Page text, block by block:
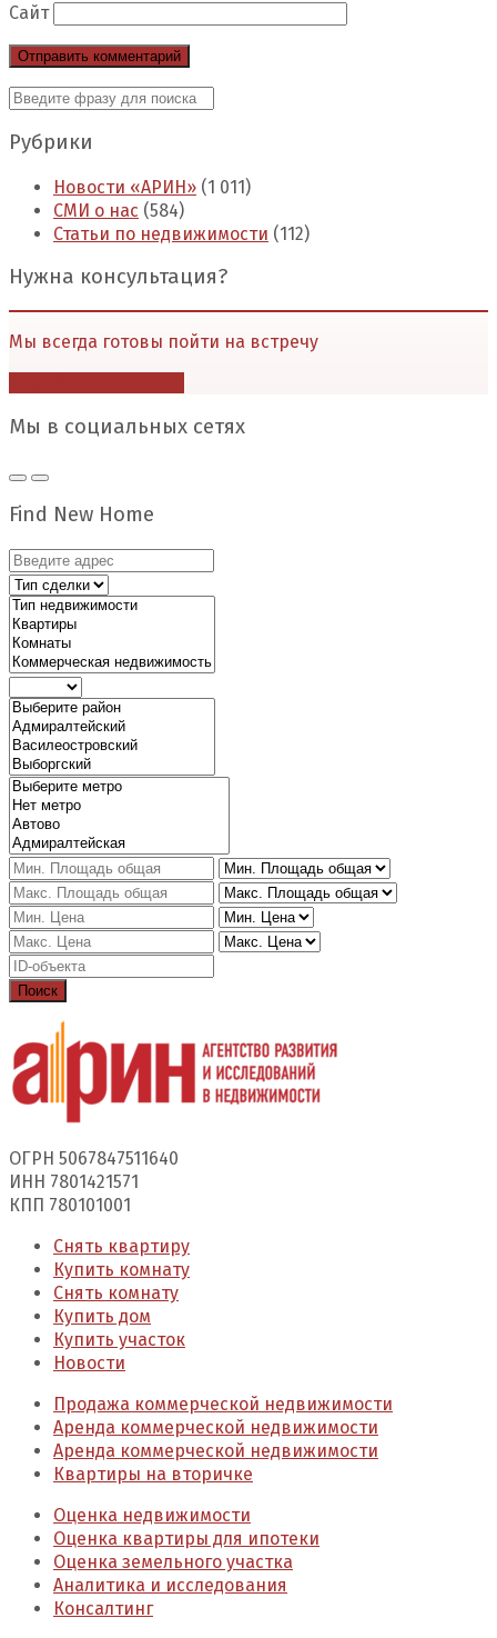
Сайт
Рубрики
Новости «АРИН» (1 011)
СМИ о нас (584)
Статьи по недвижимости (112)
Нужна консультация?
Мы всегда готовы пойти на встречу
Мы в социальных сетях
Find New Home
Поиск
ОГРН 5067847511640
ИНН 7801421571
КПП 780101001
Снять квартиру
Купить комнату
Снять комнату
Купить дом
Купить участок
Новости
Продажа коммерческой недвижимости
Аренда коммерческой недвижимости
Аренда коммерческой недвижимости
Квартиры на вторичке
Оценка недвижимости
Оценка квартиры для ипотеки
Оценка земельного участка
Аналитика и исследования
Консалтинг